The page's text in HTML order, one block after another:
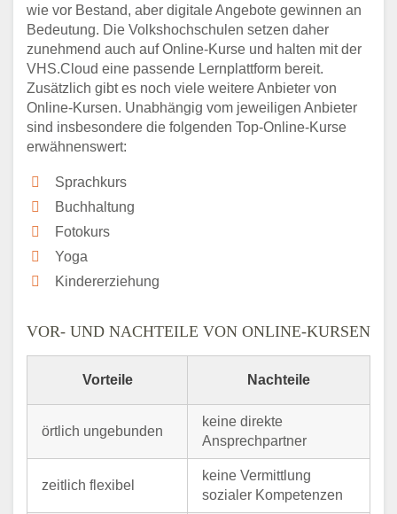
wie vor Bestand, aber digitale Angebote gewinnen an
Bedeutung. Die Volkshochschulen setzen daher
zunehmend auch auf Online-Kurse und halten mit der
VHS.Cloud eine passende Lernplattform bereit.
Zusätzlich gibt es noch viele weitere Anbieter von
Online-Kursen. Unabhängig vom jeweiligen Anbieter
sind insbesondere die folgenden Top-Online-Kurse
erwähnenswert:
Sprachkurs
Buchhaltung
Fotokurs
Yoga
Kindererziehung
VOR- UND NACHTEILE VON ONLINE-KURSEN
Vorteile Nachteile
örtlich ungebunden
keine direkte
Ansprechpartner
zeitlich flexibel
keine Vermittlung
sozialer Kompetenzen